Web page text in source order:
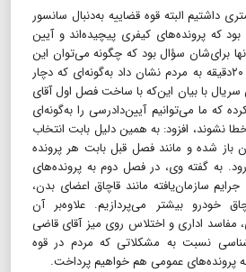
داشتیم البته قوه قضاییه به‌دنبال سانسور
بود که پرونده‌های کیفری پیچیده‌اند و آیین
برای‌شان سؤال بود که چگونه می‌توان این
آیین‌دادرسی پیچیده را در ۲۰دقیقه به مردم نشان داد به‌گونه‌ای که دچار
سریال با بیان این‌که با ساخت فصل اول آقای
که ما می‌توانیم آیین‌دادرسی را به‌گونه‌ای
نشوند، افزود: به همین دلیل بابت انتخاب
شده و مانند فصل قبل بابت هر پرونده
به گفته وی، در فصل دوم به پرونده‌های
سازمان‌یافته مانند قاچاق اعضای بدن،
خودرو بیشتر می‌پردازیم. علاوه‌بر آن
مفاسد اداری و اختلاس روی میز آقای قاضی
نسبت به مشکلاتی که مردم در قوه
پرونده‌های عمومی هم خواهیم پرداخت.